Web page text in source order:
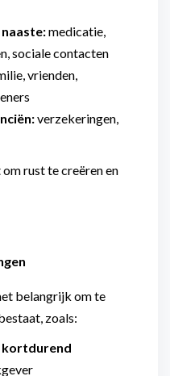
medicatie,
sociale contacten
vrienden,
verzekeringen,
rust te creëren en
belangrijk om te
zoals: